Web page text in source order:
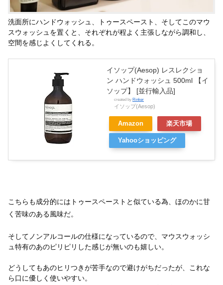
洗面所にハンドウォッシュ、トゥースペースト、そしてこのマウ
スウォッシュを置くと、それぞれが程よく主張しながら調和し、
空間を感じよくしてくれる。
イソップ(Aesop) レスレクショ
ン ハンドウォッシュ 500ml 【イ
ソップ】 [並行輸入品]
created by Rinker
イソップ(Aesop)
Amazon 楽天市場
Yahooショッピング
こちらも成分的にはトゥースペーストと似ている為、ほのかに甘
く苦味のある風味だ。
そしてノンアルコールの仕様になっているので、マウスウォッシ
ュ特有のあのピリピリした感じが無いのも嬉しい。
どうしてもあのヒリつきが苦手なので避けがちだったが、これな
ら口に優しく使いやすい。